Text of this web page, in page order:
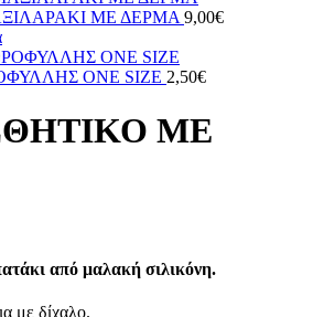
ΜΕ ΔΕΡΜΑ 9,00€
ΟΝΕ SIZE 2,50€
ΜΕ
από μαλακή σιλικόνη.
με δίχαλο.